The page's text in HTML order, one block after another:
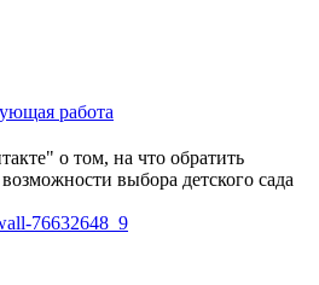
работа
о том, на что обратить
выбора детского сада
76632648_9